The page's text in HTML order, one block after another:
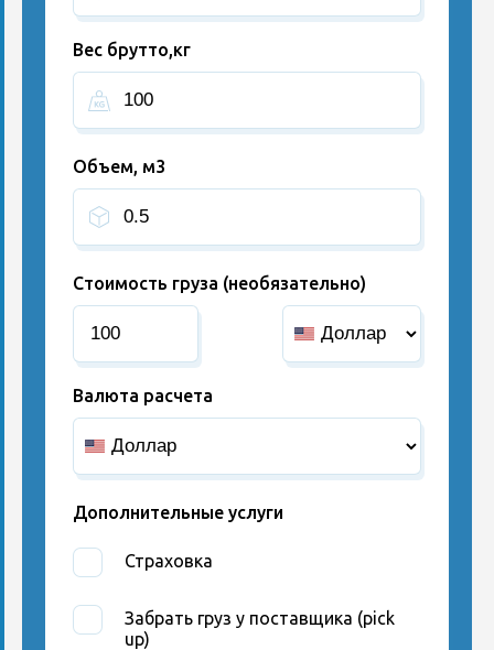
Вес брутто,кг
Объем, м3
Стоимость груза (необязательно)
Валюта расчета
Дополнительные услуги
Страховка
Забрать груз у поставщика (pick
up)